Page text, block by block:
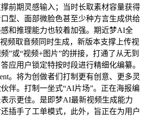
前期灵感输入；当时长取素材容量获得
型、面部微脸色甚至少种方言生成供给
和推理能力也较着加强。期近梦AI全
频取音频同时生成，新版本支撑上传视
”或“视频+图片”的拼接，打通了从无到
应用户锁定特按时段进行精细化编纂。
。将为创做者们打制更有创意、更多灵
伴。打制一坐式“AI片场”。正在海报编
示更佳。是即梦AI最新视频生成能力
还插手了工单模式，此外，旨正在为用户